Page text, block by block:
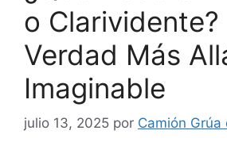
o Clarividente?
Verdad Más
Imaginable
julio 13, 2025 por Camión Grúa